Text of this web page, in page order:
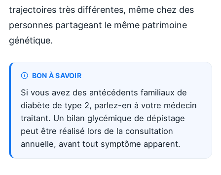
trajectoires très différentes, même chez des
personnes partageant le même patrimoine
génétique.
BON À SAVOIR
Si vous avez des antécédents familiaux de
diabète de type 2, parlez-en à votre médecin
traitant. Un bilan glycémique de dépistage
peut être réalisé lors de la consultation
annuelle, avant tout symptôme apparent.